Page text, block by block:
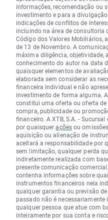
informações, recomendação ou
investimento e para a
indicações de conflitos de
incluindo na área de consultoria
Código dos Valores Mobiliários,
de 13 de Novembro. A
máxima diligência, objetividade,
conhecimento do autor na data
quaisquer elementos de
elaborada sem considerar as
financeira individual e não
investimento de forma alguma.
constitui uma oferta ou oferta de
compra, publicidade ou
financeiro. A XTB, S.A. -
por quaisqueraçõesou
aquisição ou alienação de
aceitará a responsabilidade por
sem limitação, qualquer perda
indiretamente realizada com
presente comunicação
contenha informações sobre
instrumentos financeiros nela
qualquer garantia ou previsão
passado não é
qualquer pessoa que atue com
inteiramente por sua conta e